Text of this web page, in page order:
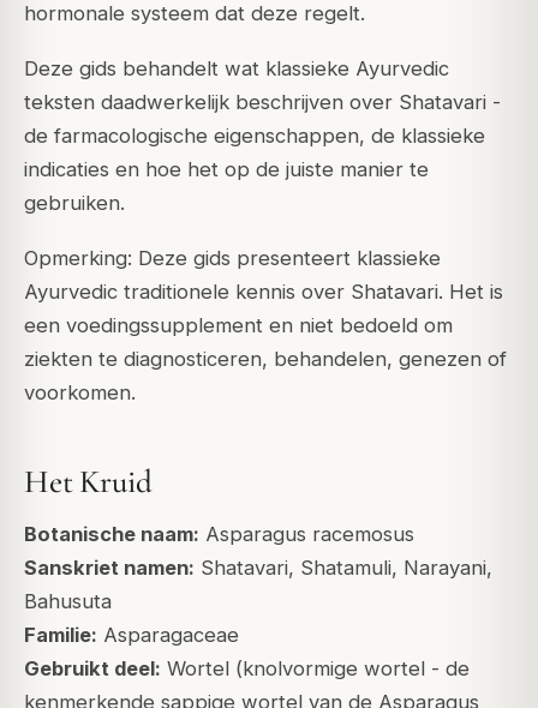
hormonale systeem dat deze regelt.
Deze gids behandelt wat klassieke Ayurvedic
teksten daadwerkelijk beschrijven over Shatavari -
de farmacologische eigenschappen, de klassieke
indicaties en hoe het op de juiste manier te
gebruiken.
Opmerking: Deze gids presenteert klassieke
Ayurvedic traditionele kennis over Shatavari. Het is
een voedingssupplement en niet bedoeld om
ziekten te diagnosticeren, behandelen, genezen of
voorkomen.
Het Kruid
Botanische naam: Asparagus racemosus
Sanskriet namen: Shatavari, Shatamuli, Narayani,
Bahusuta
Familie: Asparagaceae
Gebruikt deel: Wortel (knolvormige wortel - de
kenmerkende sappige wortel van de Asparagus